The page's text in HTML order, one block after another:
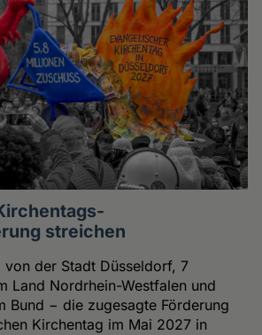
streichen
der Stadt Düsseldorf, 7
Land Nordrhein-Westfalen und
Bund − die zugesagte Förderung
Kirchentag im Mai 2027 in